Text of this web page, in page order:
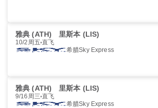
雅典 (ATH) 里斯本 (LIS)
10/2周五 直飞
希腊Sky Express
雅典 (ATH) 里斯本 (LIS)
9/16周三 直飞
希腊Sky Express